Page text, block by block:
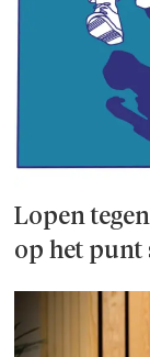
Lopen
op het punt